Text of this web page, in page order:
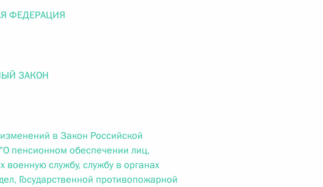
Федерации
ФЕДЕРАЦИЯ
ЗАКОН
в Закон Российской
пенсионном обеспечении лиц,
военную службу, службу в органах
Государственной противопожарной